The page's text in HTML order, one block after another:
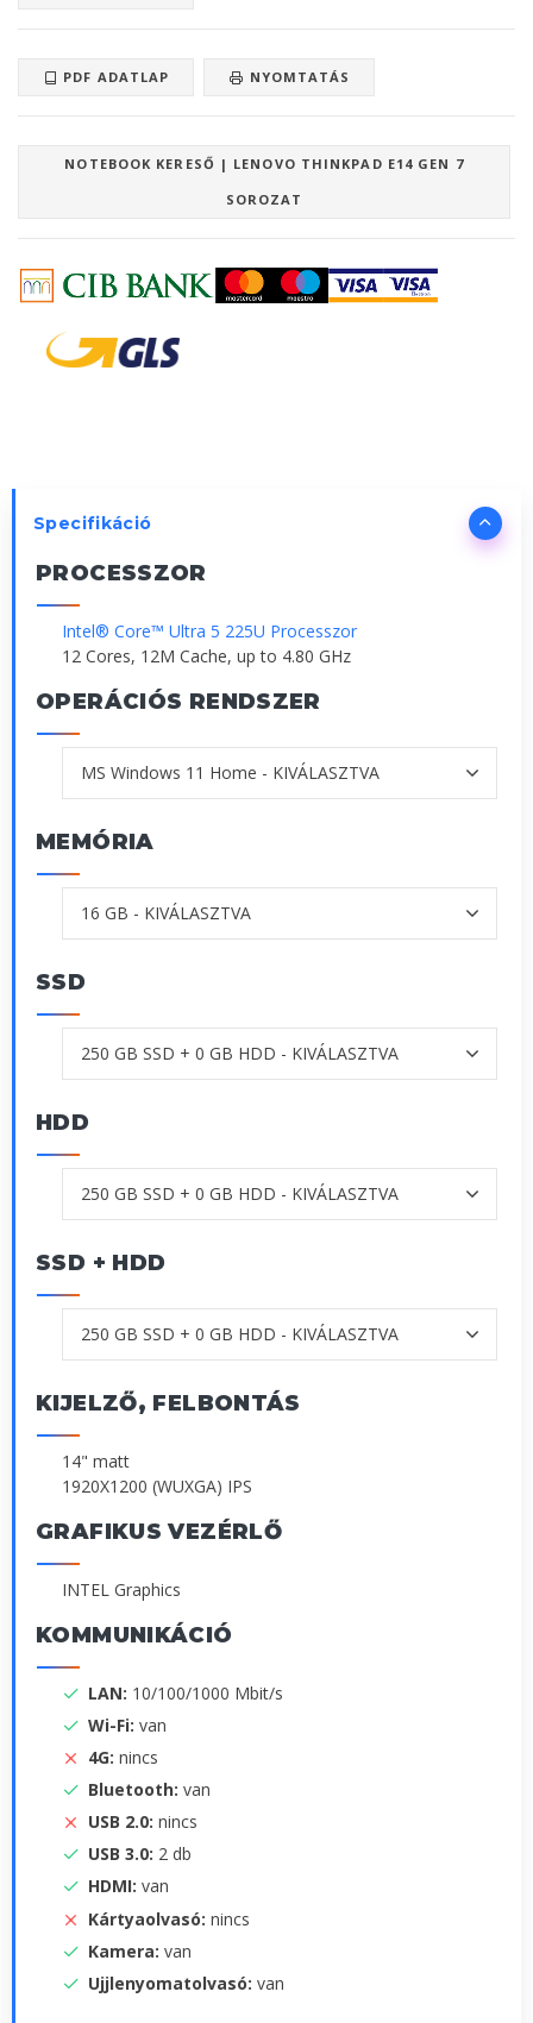
PDF ADATLAP NYOMTATÁS
NOTEBOOK KERESŐ | LENOVO THINKPAD E14 GEN 7
SOROZAT
Specifikáció
PROCESSZOR
Intel® Core™ Ultra 5 225U Processzor
12 Cores, 12M Cache, up to 4.80 GHz
OPERÁCIÓS RENDSZER
MEMÓRIA
SSD
HDD
SSD + HDD
KIJELZŐ, FELBONTÁS
14" matt
1920X1200 (WUXGA) IPS
GRAFIKUS VEZÉRLŐ
INTEL Graphics
KOMMUNIKÁCIÓ
LAN: 10/100/1000 Mbit/s
Wi-Fi: van
4G: nincs
Bluetooth: van
USB 2.0: nincs
USB 3.0: 2 db
HDMI: van
Kártyaolvasó: nincs
Kamera: van
Ujjlenyomatolvasó: van